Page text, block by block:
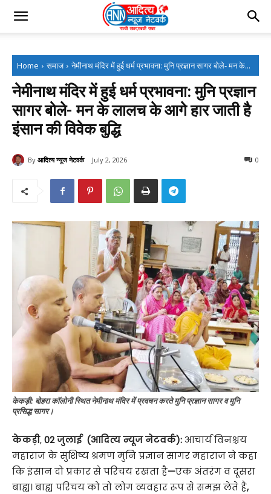
Home समाज नेमीनाथ मंदिर में हुई धर्म प्रभावना: मुनि प्रज्ञान सागर बोले- मन के...
नेमीनाथ मंदिर में हुई धर्म प्रभावना: मुनि प्रज्ञान
सागर बोले- मन के लालच के आगे हार जाती है
इंसान की विवेक बुद्धि
By आदित्य न्यूज नेटवर्क July 2, 2026 0
केकड़ी: बोहरा कॉलोनी स्थित नेमीनाथ मंदिर में प्रवचन करते मुनि प्रज्ञान सागर व मुनि
प्रसिद्ध सागर।
केकड़ी,02 जुलाई (आदित्य न्यूज नेटवर्क):आचार्य विनश्चय
महाराज के सुशिष्य श्रमण मुनि प्रज्ञान सागर महाराज ने कहा
कि इंसान दो प्रकार से परिचय रखता है—एक अंतरंग व दूसरा
बाह्य। बाह्य परिचय को तो लोग व्यवहार रूप से समझ लेते हैं,